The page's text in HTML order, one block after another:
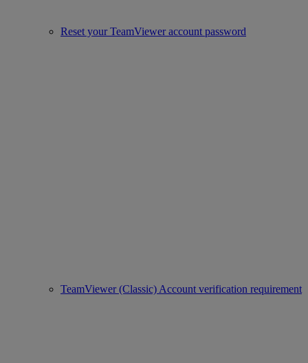
Reset your TeamViewer account password
TeamViewer (Classic) Account verification requirement